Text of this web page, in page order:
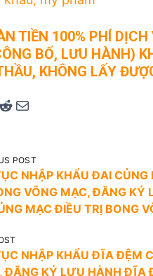
TIỀN 100% PHÍ DỊCH
BỐ, LƯU HÀNH)
KHÔNG LẤY
Reddit Share via Email
POST
NHẬP KHẨU ĐAI CỦNG
VÕNG MẠC, ĐĂNG KÝ
MẠC ĐIỀU TRỊ BONG
NHẬP KHẨU ĐĨA ĐỆM
ĐĂNG KÝ LƯU HÀNH ĐĨA